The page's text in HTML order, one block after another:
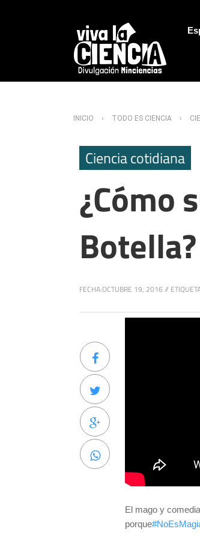
Usted está
INICIO › TODO ES CIENCIA ›
Ciencia cotidiana
¿Cómo
Botella?
FECHA:OCTUBRE 19, 2016 //
El mago y
porque